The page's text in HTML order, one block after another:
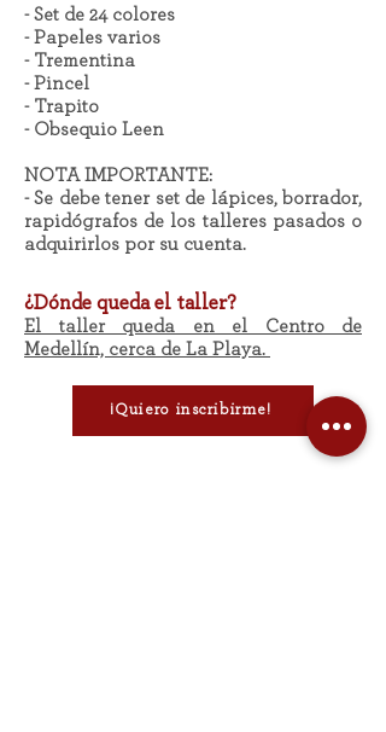
- Set de 24 colores
- Papeles varios
- Trementina
- Pincel
- Trapito
- Obsequio Leen
NOTA IMPORTANTE:
- Se debe tener set de lápices, borrador,
rapidógrafos de los talleres pasados o
adquirirlos por su cuenta.
¿Dónde queda el taller?
El taller queda en el Centro de
Medellín, cerca de La Playa.
¡Quiero inscribirme!